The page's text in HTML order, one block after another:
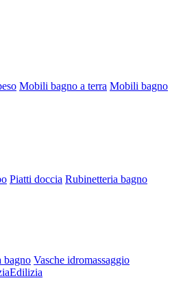
Mobili bagno a terra Mobili bagno
Piatti doccia Rubinetteria bagno
bagno Vasche idromassaggio
Edilizia